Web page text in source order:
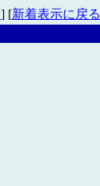
] [新着表示に戻る